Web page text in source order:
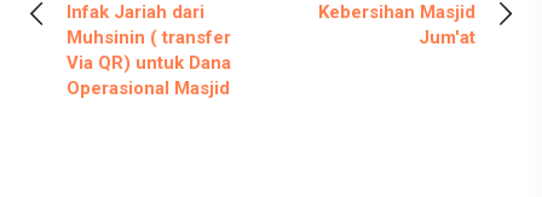
Infak Jariah dari
Muhsinin ( transfer
Via QR) untuk Dana
Operasional Masjid
Kebersihan Masjid
Jum'at